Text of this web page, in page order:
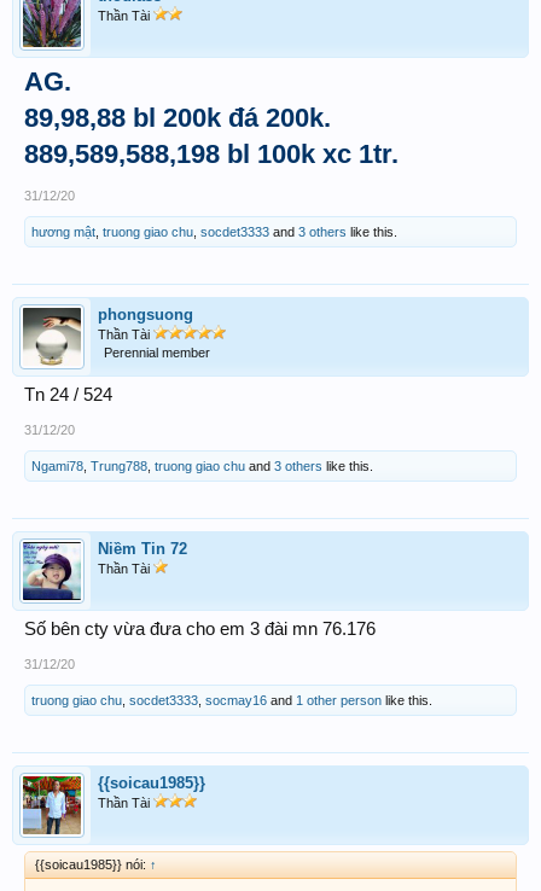
Thần Tài
AG.
89,98,88 bl 200k đá 200k.
889,589,588,198 bl 100k xc 1tr.
31/12/20
hương mật truong giao chu socdet3333 and 3 others like this.
phongsuong
Thần Tài
Perennial member
Tn 24 / 524
31/12/20
Ngami78 Trung788 truong giao chu and 3 others like this.
Niềm Tin 72
Thần Tài
Số bên cty vừa đưa cho em 3 đài mn 76.176
31/12/20
truong giao chu socdet3333 socmay16 and 1 other person like this.
{{soicau1985}}
Thần Tài
{{soicau1985}} nói: ↑